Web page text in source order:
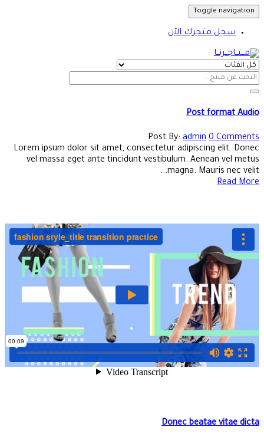
Toggle navigation
سجل متجرك الآن
Post format Audio
Post By: admin 0 Comments
Lorem ipsum dolor sit amet, consectetur adipiscing elit. Donec
vel massa eget ante tincidunt vestibulum. Aenean vel metus
magna. Mauris nec velit...
Read More
Donec beatae vitae dicta